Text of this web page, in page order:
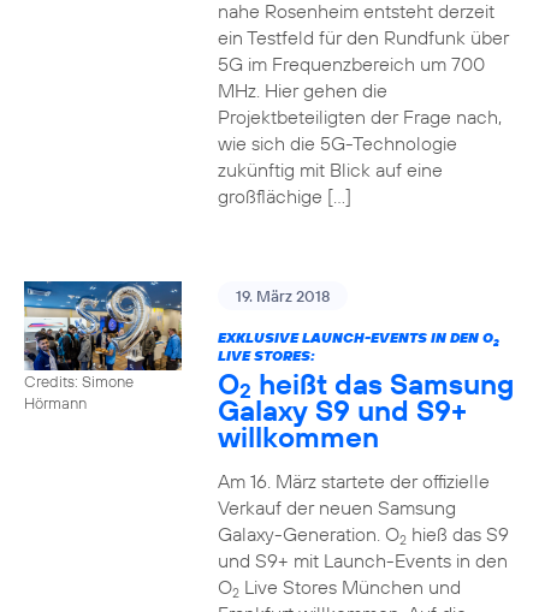
nahe Rosenheim entsteht derzeit
ein Testfeld für den Rundfunk über
5G im Frequenzbereich um 700
MHz. Hier gehen die
Projektbeteiligten der Frage nach,
wie sich die 5G-Technologie
zukünftig mit Blick auf eine
großflächige […]
Credits: Simone
Hörmann
19. März 2018
EXKLUSIVE LAUNCH-EVENTS IN DEN O2
LIVE STORES:
O2 heißt das Samsung
Galaxy S9 und S9+
willkommen
Am 16. März startete der offizielle
Verkauf der neuen Samsung
Galaxy-Generation. O2hieß das S9
und S9+ mit Launch-Events in den
O2Live Stores München und